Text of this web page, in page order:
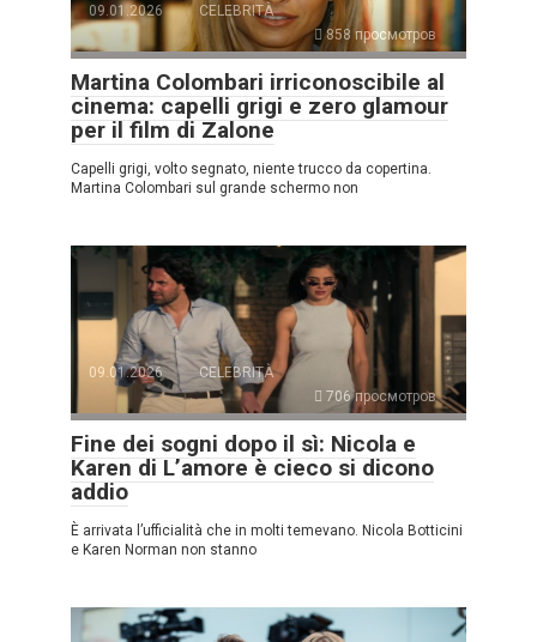
09.01.2026
CELEBRITÀ
858 просмотров
Martina Colombari irriconoscibile al
cinema: capelli grigi e zero glamour
per il film di Zalone
Capelli grigi, volto segnato, niente trucco da copertina.
Martina Colombari sul grande schermo non
09.01.2026
CELEBRITÀ
706 просмотров
Fine dei sogni dopo il sì: Nicola e
Karen di L’amore è cieco si dicono
addio
È arrivata l’ufficialità che in molti temevano. Nicola Botticini
e Karen Norman non stanno